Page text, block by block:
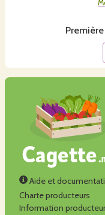
Aide et
Charte producteurs
Information